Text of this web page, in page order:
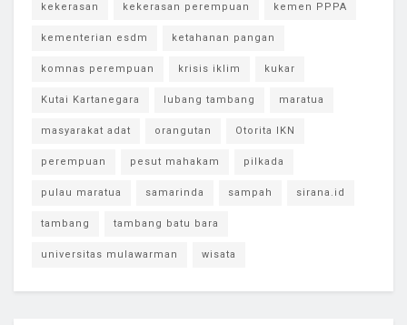
kekerasan kekerasan perempuan kemen PPPA
kementerian esdm ketahanan pangan
komnas perempuan krisis iklim kukar
Kutai Kartanegara lubang tambang maratua
masyarakat adat orangutan Otorita IKN
perempuan pesut mahakam pilkada
pulau maratua samarinda sampah sirana.id
tambang tambang batu bara
universitas mulawarman wisata